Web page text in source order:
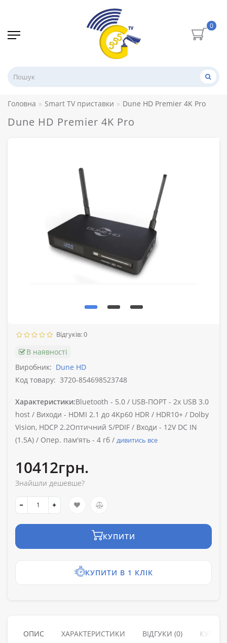
0
Головна Smart TV приставки Dune HD Premier 4K Pro
Dune HD Premier 4K Pro
Відгуків: 0
В наявності
Виробник: Dune HD
Код товару: 3720-854698523748
Характеристики:Bluetooth - 5.0 / USB-ПОРТ - 2x USB 3.0
host / Виходи - HDMI 2.1 до 4Kp60 HDR / HDR10+ / Dolby
Vision, HDCP 2.2Оптичний S/PDIF / Входи - 12V DC IN
(1.5A) / Опер. пам'ять - 4 гб / дивитись все
10412грн.
Знайшли дешевше?
КУПИТИ
КУПИТИ В 1 КЛІК
ОПИС ХАРАКТЕРИСТИКИ ВІДГУКИ (0)